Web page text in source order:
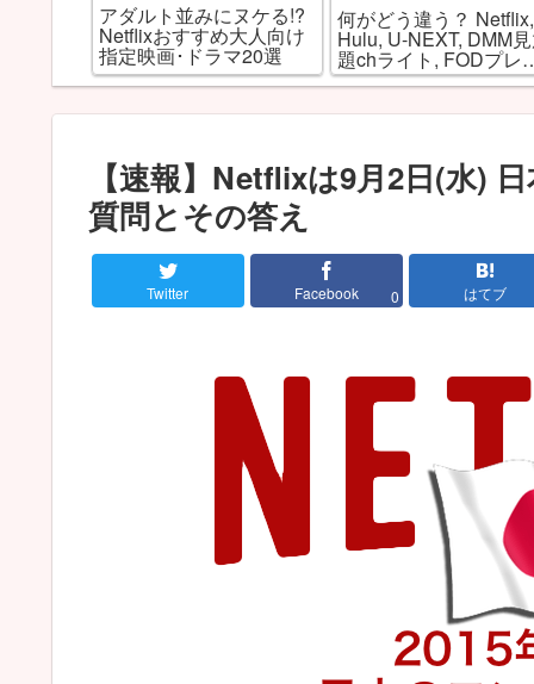
アダルト並みにヌケる!?
Netflixおすすめ大人向け
指定映画･ドラマ20選
何がどう違う？ Netflix,
Hulu, U-NEXT, DMM
題chライト, FODプレ
アムを徹底比較！
【速報】Netflixは9月2日(水)
質問とその答え
Twitter Facebook 0 はてブ